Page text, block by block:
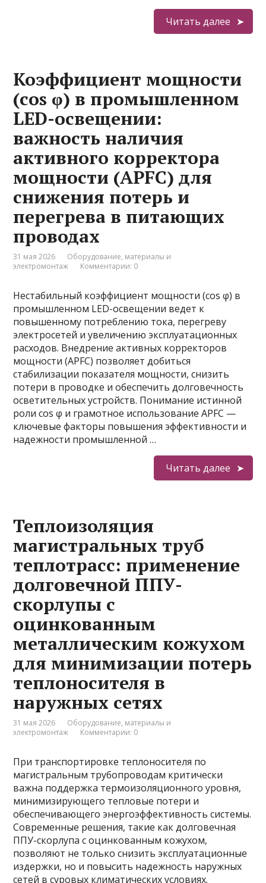
Читать далее
Коэффициент мощности
(cos φ) в промышленном
LED-освещении:
важность наличия
активного корректора
мощности (APFC) для
снижения потерь и
перегрева в питающих
проводах
31 мая 2026
Оборудование, материалы и
электромонтаж
Комментарии: 0
Нестабильный коэффициент мощности (cos φ) в
промышленном LED-освещении ведет к
повышенному потреблению тока, перегреву
электросетей и увеличению эксплуатационных
расходов. Внедрение активных корректоров
мощности (APFC) позволяет добиться
стабилизации показателя мощности, снизить
потери в проводке и обеспечить долговечность
осветительных устройств. Понимание истинной
роли cos φ и грамотное использование APFC —
ключевые факторы повышения эффективности и
надежности промышленной …
Читать далее
Теплоизоляция
магистральных труб
теплотрасс: применение
долговечной ППУ-
скорлупы с
оцинкованным
металлическим кожухом
для минимизации потерь
теплоносителя в
наружных сетях
31 мая 2026
Оборудование, материалы и
электромонтаж
Комментарии: 0
При транспортировке теплоносителя по
магистральным трубопроводам критически
важна поддержка термоизоляционного уровня,
минимизирующего тепловые потери и
обеспечивающего энергоэффективность системы.
Современные решения, такие как долговечная
ППУ-скорлупа с оцинкованным кожухом,
позволяют не только снизить эксплуатационные
издержки, но и повысить надежность наружных
сетей в суровых климатических условиях.